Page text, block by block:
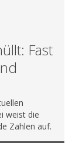
Fast
weist die
Zahlen auf.